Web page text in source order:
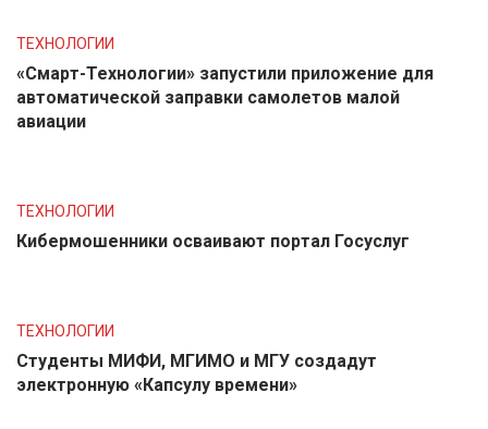
ТЕХНОЛОГИИ
«Смарт-Технологии» запустили приложение для
автоматической заправки самолетов малой
авиации
ТЕХНОЛОГИИ
Кибермошенники осваивают портал Госуслуг
ТЕХНОЛОГИИ
Студенты МИФИ, МГИМО и МГУ создадут
электронную «Капсулу времени»